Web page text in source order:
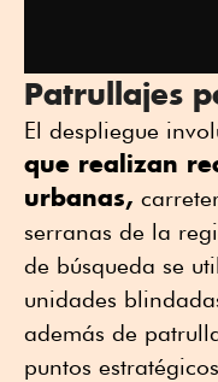
Patrullajes
El despliegue
que realizan
urbanas,
serranas de la
de búsqueda se
unidades
además de
puntos